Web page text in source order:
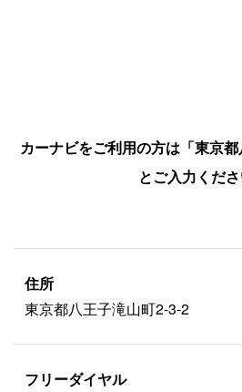
カーナビをご利用の方は「東京都
とご入力くださ
住所
東京都八王子滝山町2-3-2
フリーダイヤル